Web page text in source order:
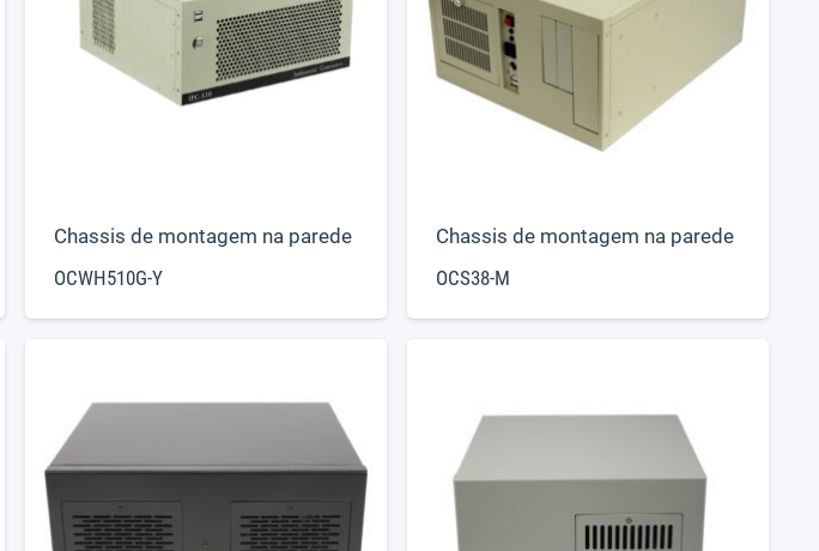
Chassis de montagem na parede
OCWH510G-Y
Chassis de montagem na parede
OCS38-M